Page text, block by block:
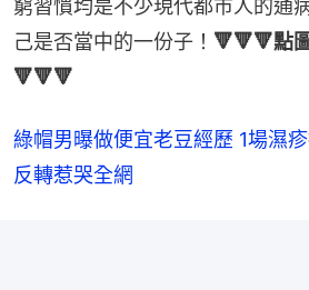
窮習慣均是不少現代都市人的通
己是否當中的一份子！ 🔻🔻🔻點
🔻🔻🔻
綠帽男曝做便宜老豆經歷 1場濕
反轉惹哭全網